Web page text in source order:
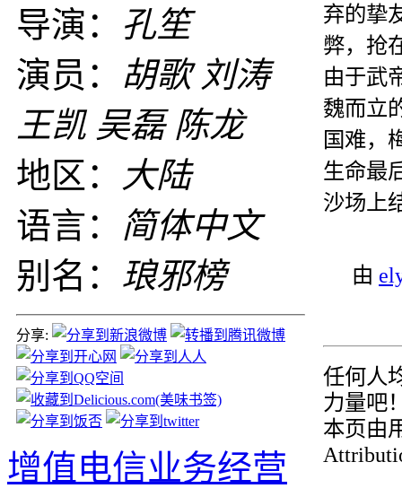
弃的挚
弊，抢
由于武
魏而立
国难，
生命最
沙场上
由
任何人
力量吧
本页由
导演： 孔笙
演员： 胡歌 刘涛
王凯 吴磊 陈龙
地区：
大陆
语言： 简体中文
别名： 琅邪榜
分享:
增值电信业务经营